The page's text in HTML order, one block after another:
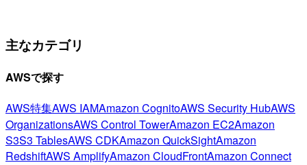
主なカテゴリ
AWSで探す
AWS特集AWS IAMAmazon CognitoAWS Security HubAWS
OrganizationsAWS Control TowerAmazon EC2Amazon
S3S3 TablesAWS CDKAmazon QuickSightAmazon
RedshiftAWS AmplifyAmazon CloudFrontAmazon Connect